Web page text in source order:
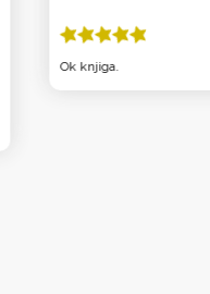
Ok knjiga.